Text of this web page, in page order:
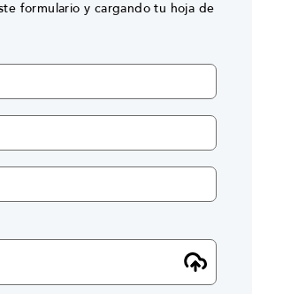
formulario y cargando tu hoja de